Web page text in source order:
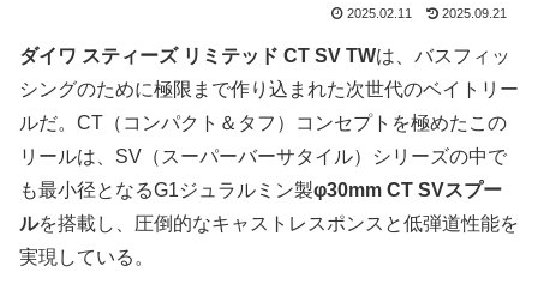
2025.02.11 2025.09.21
ダイワ スティーズ リミテッド CT SV TWは、バスフィッ
シングのために極限まで作り込まれた次世代のベイトリー
ルだ。CT（コンパクト＆タフ）コンセプトを極めたこの
リールは、SV（スーパーバーサタイル）シリーズの中で
も最小径となるG1ジュラルミン製φ30mm CT SVスプー
ルを搭載し、圧倒的なキャストレスポンスと低弾道性能を
実現している。